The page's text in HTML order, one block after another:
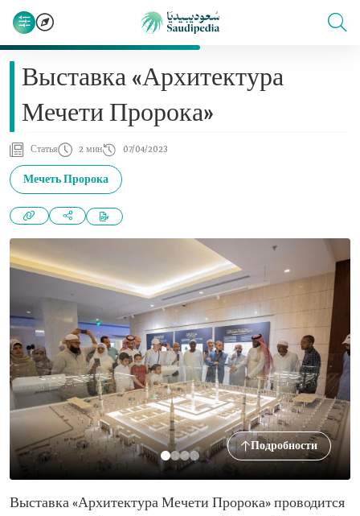
Выставка «Архитектура
Мечети Пророка»
Статья 2 мин 07/04/2023
Мечеть Пророка
Подробности
Выставка «Архитектура Мечети Пророка» проводится